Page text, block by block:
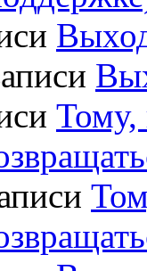
Тому,